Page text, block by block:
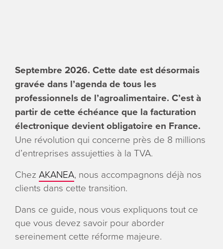
Septembre 2026. Cette date est désormais
gravée dans l’agenda de tous les
professionnels de l’agroalimentaire. C’est à
partir de cette échéance que la facturation
électronique devient obligatoire en France.
Une révolution qui concerne près de 8 millions
d’entreprises assujetties à la TVA.
Chez AKANEA, nous accompagnons déjà nos
clients dans cette transition.
Dans ce guide, nous vous expliquons tout ce
que vous devez savoir pour aborder
sereinement cette réforme majeure.